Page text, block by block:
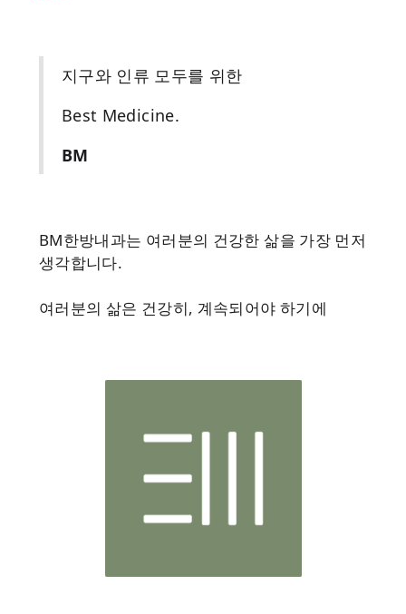
지구와 인류 모두를 위한
Best Medicine.
BM
BM한방내과는 여러분의 건강한 삶을 가장 먼저
생각합니다.
여러분의 삶은 건강히, 계속되어야 하기에